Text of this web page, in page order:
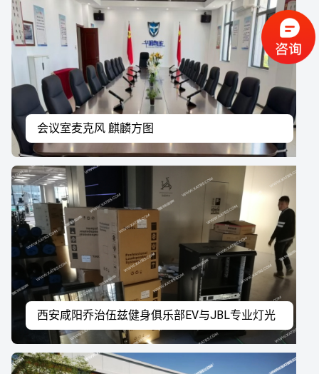
会议室麦克风 麒麟方图
西安咸阳乔治伍兹健身俱乐部EV与JBL专业灯光
音响系统工程案例